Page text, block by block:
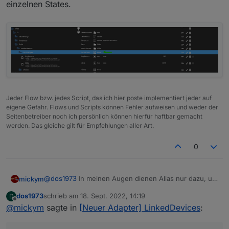
einzelnen States.
Jeder Flow bzw. jedes Script, das ich hier poste implementiert jeder auf
eigene Gefahr. Flows und Scripts können Fehler aufweisen und weder der
Seitenbetreiber noch ich persönlich können hierfür haftbar gemacht
werden. Das gleiche gilt für Empfehlungen aller Art.
0
mickym@dos1973 In meinen Augen dienen Alias nur dazu, um
Ansonsten sind unter Alias die Datenpunkte - eben
keine normalen Datenpunkte. Jeder Datenpunkt unter
Sonst bekommst Du solche Fehlermeldungen:
D
Offline
dos1973schrieb am 18. Sept. 2022, 14:19
zuletzt editiert von
@mickym sagte in [Neuer Adapter] LinkedDevices: